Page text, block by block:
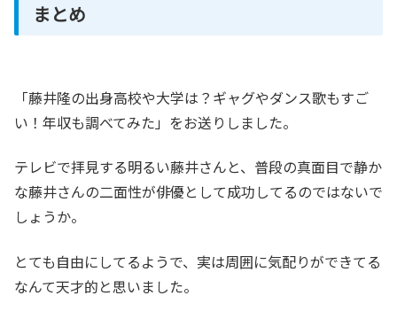
まとめ
「藤井隆の出身高校や大学は？ギャグやダンス歌もすご
い！年収も調べてみた」をお送りしました。
テレビで拝見する明るい藤井さんと、普段の真面目で静か
な藤井さんの二面性が俳優として成功してるのではないで
しょうか。
とても自由にしてるようで、実は周囲に気配りができてる
なんて天才的と思いました。